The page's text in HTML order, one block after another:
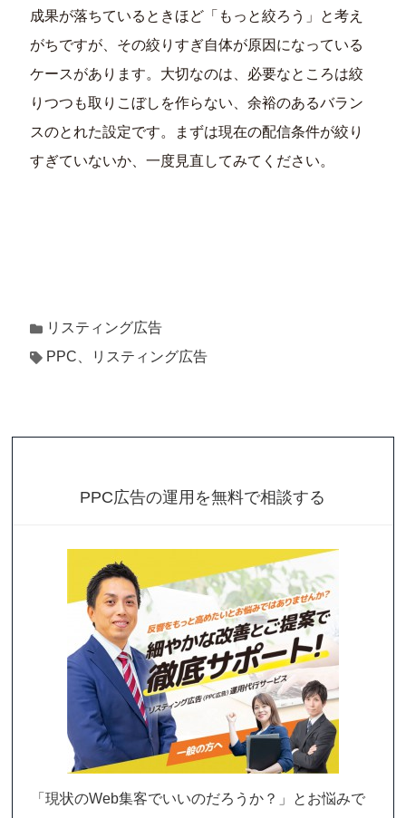
成果が落ちているときほど「もっと絞ろう」と考え
がちですが、その絞りすぎ自体が原因になっている
ケースがあります。大切なのは、必要なところは絞
りつつも取りこぼしを作らない、余裕のあるバラン
スのとれた設定です。まずは現在の配信条件が絞り
すぎていないか、一度見直してみてください。
リスティング広告
PPC、リスティング広告
PPC広告の運用を無料で相談する
「現状のWeb集客でいいのだろうか？」とお悩みで